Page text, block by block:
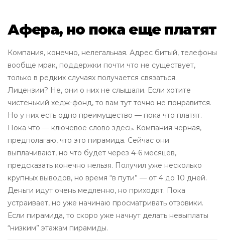
Афера, но пока еще платят
Компания, конечно, нелегальная. Адрес битый, телефоны
вообще мрак, поддержки почти что не существует,
только в редких случаях получается связаться.
Лицензии? Не, они о них не слышали. Если хотите
чистенький хедж-фонд, то вам тут точно не понравится.
Но у них есть одно преимущество — пока что платят.
Пока что — ключевое слово здесь. Компания черная,
предполагаю, что это пирамида. Сейчас они
выплачивают, но что будет через 4-6 месяцев,
предсказать конечно нельзя. Получил уже несколько
крупных выводов, но время “в пути” — от 4 до 10 дней.
Деньги идут очень медленно, но приходят. Пока
устраивает, но уже начинаю просматривать отзовики.
Если пирамида, то скоро уже начнут делать невыплаты
“низким” этажам пирамиды.